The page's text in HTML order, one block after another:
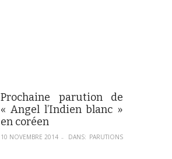
Prochaine parution de
« Angel l’Indien blanc »
en coréen
10 NOVEMBRE 2014 – DANS: PARUTIONS